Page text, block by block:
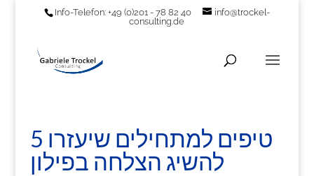
Info-Telefon: +49 (0)201 - 78 82 40
info@trockel-
consulting.de
5 טיפים למתחילים שיעזרו
להשיג הצלחה בפילון